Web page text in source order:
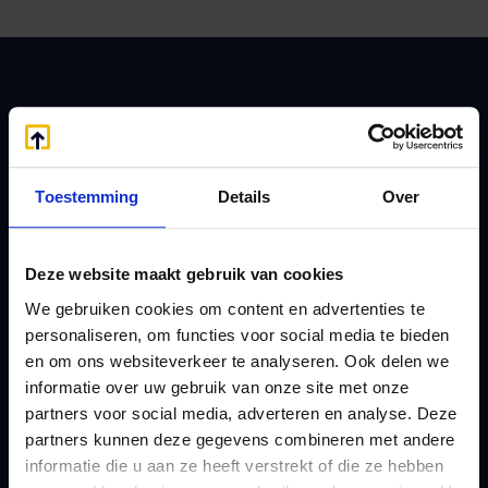
Toestemming Details Over
Deze website maakt gebruik van cookies
We gebruiken cookies om content en advertenties te
personaliseren, om functies voor social media te bieden
en om ons websiteverkeer te analyseren. Ook delen we
informatie over uw gebruik van onze site met onze
partners voor social media, adverteren en analyse. Deze
partners kunnen deze gegevens combineren met andere
informatie die u aan ze heeft verstrekt of die ze hebben
Zoeken
Handige links
Belastingdienst
doorgeven
rekeningnummer
Checklist IB 2023 (PDF)
Lenen van de BV
Lijfrente BV
Liquidatie Pensioen BV
Loonadministratie
verzorgen